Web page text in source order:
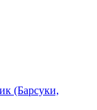
(Барсуки,